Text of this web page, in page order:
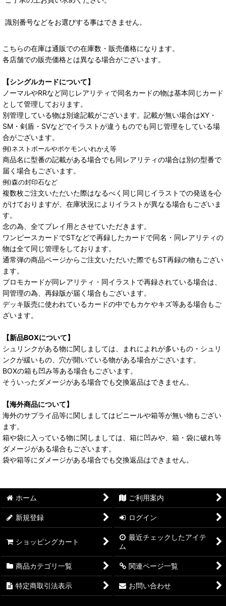
識別番号などをお選びする事はできません。
こちらの在庫は通販での在庫数・販売価格になります。
各店舗での販売価格とは異なる場合がございます。
【シングルカードについて】
ノーマルやRRなど同じレアリティで同名カードの物は基本同じカード
として管理しております。
別管理している物は別途記載がございます。記載が無い場合はXY・
SM・剣盾・SVなどでイラストが違うものでも同じ管理をしている場
合がございます。
例)ネストボールやポケモンいれかえ等
商品名に型番の記載がある場合でも同レアリティの場合は別の型番で
届く場合もございます。
例)森の封印石など
複数枚ご注文いただいた際はなるべく同じ同じイラストでの発送を心
がけておりますが、在庫状況によりイラストが異なる場合もございま
す。
念の為、全てプレイ用とさせていただきます。
ワンピースカードでSTなどで再録したカードで同名・同レアリティの
物は全て同じ管理をしております。
通常弾の商品ページからご注文いただいた際でもST再録の物もござい
ます。
プロモカードが同レアリティ・同イラストで再録されている場合は、
同管理の為、再録版が届く場合もございます。
デッキ販売に使われているカードの中でもカケやキズ等ある場合もご
ざいます。
【新品BOXについて】
シュリンクがある物に関しましては、まれによれが多いもの・シュリ
ンクが緩いもの、穴が開いている物がある場合がございます。
BOXの箱も凹み等ある場合もございます。
そういったダメージがある場合でも交換返品はできません。
【海外商品について】
海外のサプライ品等に関しましてはビニールや箱等が無い物もござい
ます。
箱や袋に入っている物に関しましては、箱に凹みや、箱・袋に破れ等
ダメージがある場合もございます。
袋や箱等にダメージがある場合でも交換返品はできません。
ホーム ご利用案内
新規登録 ログイン
ショッピングカート
最近チェックしたアイテ
ム
商品カテゴリ一覧 関連ページ一覧
特定商取引法表示 お問い合わせ